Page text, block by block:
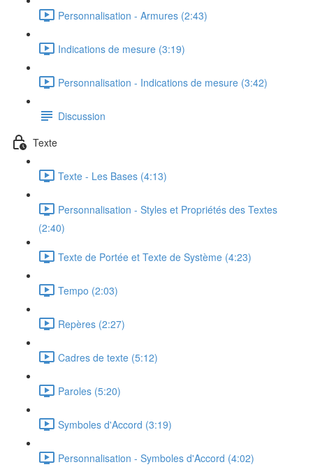
Personnalisation - Armures (2:43)
Indications de mesure (3:19)
Personnalisation - Indications de mesure (3:42)
Discussion
Texte
Texte - Les Bases (4:13)
Personnalisation - Styles et Propriétés des Textes
(2:40)
Texte de Portée et Texte de Système (4:23)
Tempo (2:03)
Repères (2:27)
Cadres de texte (5:12)
Paroles (5:20)
Symboles d'Accord (3:19)
Personnalisation - Symboles d'Accord (4:02)